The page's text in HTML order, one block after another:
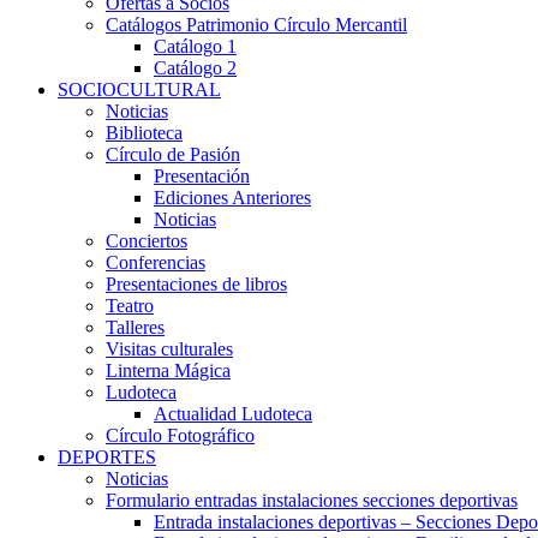
Catálogos Patrimonio Círculo Mercantil
Catálogo 1
Catálogo 2
SOCIOCULTURAL
Noticias
Biblioteca
Círculo de Pasión
Presentación
Ediciones Anteriores
Noticias
Conciertos
Conferencias
Presentaciones de libros
Teatro
Talleres
Visitas culturales
Linterna Mágica
Ludoteca
Actualidad Ludoteca
Círculo Fotográfico
DEPORTES
Noticias
Formulario entradas instalaciones secciones deportivas
Entrada instalaciones deportivas – Secciones